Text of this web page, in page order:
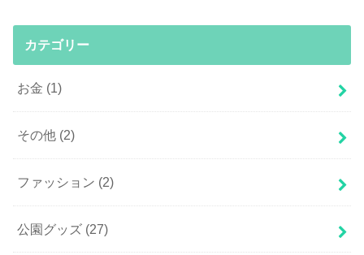
カテゴリー
お金 (1)
その他 (2)
ファッション (2)
公園グッズ (27)